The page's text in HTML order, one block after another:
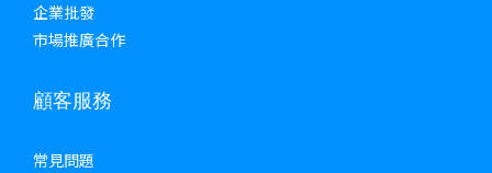
企業批發
市場推廣合作
顧客服務
常見問題